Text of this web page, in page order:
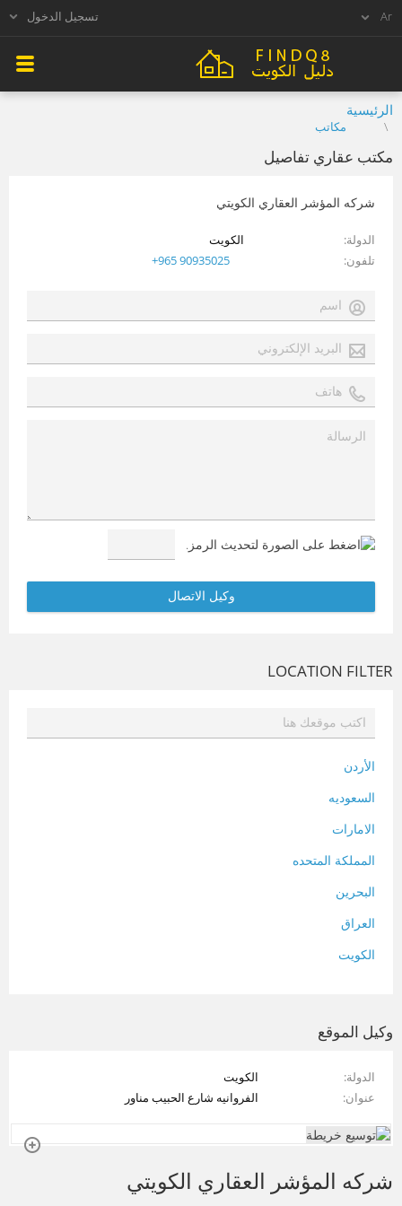
تسجيل الدخول
الرئيسية
مكاتب
مكتب عقاري تفاصيل
شركه المؤشر العقاري الكويتي
الدولة
الكويت
تلفون
+965 90935025
LOCATION FILTER
الأردن
السعوديه
الامارات
المملكة المتحده
البحرين
العراق
الكويت
فلسطين
سوريا
تونس
وكيل الموقع
الدولة
الكويت
عنوان
الفروانيه شارع الحبيب مناور
شركه المؤشر العقاري الكويتي